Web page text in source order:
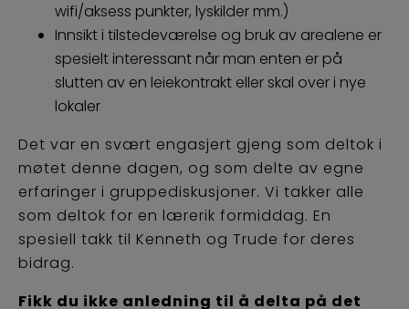
wifi/aksess punkter, lyskilder mm.)
Innsikt i tilstedeværelse og bruk av arealene er
spesielt interessant når man enten er på
slutten av en leiekontrakt eller skal over i nye
lokaler
Det var en svært engasjert gjeng som deltok i
møtet denne dagen, og som delte av egne
erfaringer i gruppediskusjoner. Vi takker alle
som deltok for en lærerik formiddag. En
spesiell takk til Kenneth og Trude for deres
bidrag.
Fikk du ikke anledning til å delta på det